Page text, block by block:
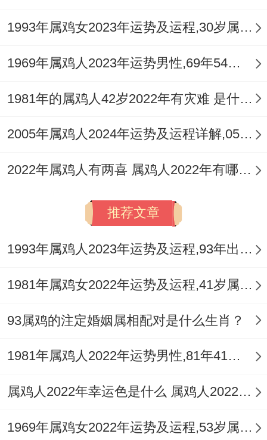
1993年属鸡女2023年运势及运程,30岁属鸡人2023全年每月运势女性如何
1969年属鸡人2023年运势男性,69年54岁属鸡男2023年每月运程怎么样
1981年的属鸡人42岁2022年有灾难 是什么灾难
2005年属鸡人2024年运势及运程详解,05年出生19岁肖鸡人在2024全年每月运势完整版
2022年属鸡人有两喜 属鸡人2022年有哪些两喜
推荐文章
1993年属鸡人2023年运势及运程,93年出生的30岁生肖鸡2023年每月运势详解
1981年属鸡女2022年运势及运程,41岁属鸡人2022全年每月运势女性如何
93属鸡的注定婚姻属相配对是什么生肖？
1981年属鸡人2022年运势男性,81年41岁属鸡男2022年每月运程怎么样
属鸡人2022年幸运色是什么 属鸡人2022年穿什么颜色好
1969年属鸡女2022年运势及运程,53岁属鸡人2022全年每月运势女性如何